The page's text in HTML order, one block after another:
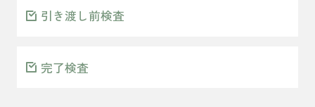
引き渡し前検査
完了検査